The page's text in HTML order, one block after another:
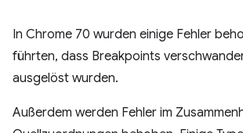
In Chrome 70 wurden einige Fehler
führten, dass Breakpoints
ausgelöst wurden.
Außerdem werden Fehler im